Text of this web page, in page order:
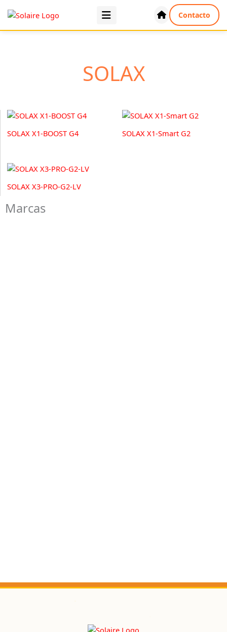
contenido
Contacto
SOLAX
Marcas
SOLAX X1-BOOST G4 SOLAX X1-Smart G2
SOLAX X3-PRO-G2-LV